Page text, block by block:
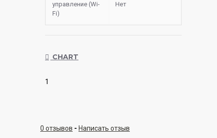
управление (Wi-
Fi)
Нет
CHART
1
0 отзывов - Написать отзыв